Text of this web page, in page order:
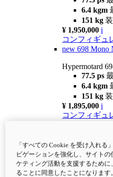
6.4 kgm
151 kg
¥ 1,950,000 i
コンフィギュ
new 698 Mono
Hypermotard
77.5 ps
6.4 kgm
151 kg
¥ 1,895,000 i
コンフィギュ
Hypermotard V2
120.4 hp
9.6 kgm
180 kg
「すべての Cookie を受け入れる
ビゲーションを強化し、サイト
ケティング活動を支援するため
ることに同意したことになります